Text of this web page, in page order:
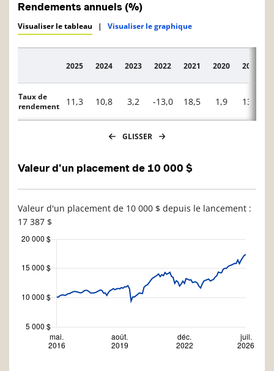
Rendements annuels (%)
Visualiser le tableau | Visualiser le graphique
Description
2025 2024 2023 2022 2021 2020 2019
Taux de
rendement
11,3 10,8 3,2 -13,0 18,5 1,9 13,9
GLISSER
Valeur d'un placement de 10 000 $
Valeur d'un placement de 10 000 $ depuis le lancement :
17 387 $